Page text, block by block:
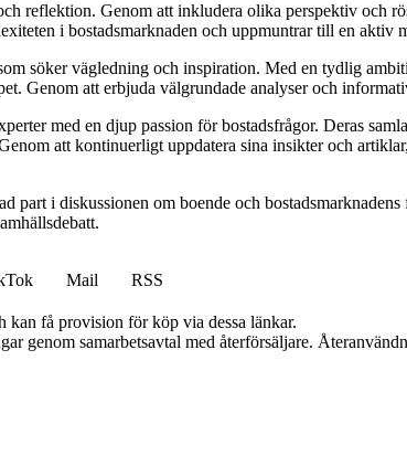
reflektion. Genom att inkludera olika perspektiv och
i bostadsmarknaden och uppmuntrar till en aktiv
söker vägledning och inspiration. Med en tydlig
Genom att erbjuda välgrundade analyser och
med en djup passion för bostadsfrågor. Deras
att kontinuerligt uppdatera sina insikter och
part i diskussionen om boende och
Mail
RSS
få provision för köp via dessa länkar.
genom samarbetsavtal med återförsäljare.